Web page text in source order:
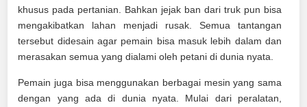
khusus pada pertanian. Bahkan jejak ban dari truk pun bisa
mengakibatkan lahan menjadi rusak. Semua tantangan
tersebut didesain agar pemain bisa masuk lebih dalam dan
merasakan semua yang dialami oleh petani di dunia nyata.
Pemain juga bisa menggunakan berbagai mesin yang sama
dengan yang ada di dunia nyata. Mulai dari peralatan,